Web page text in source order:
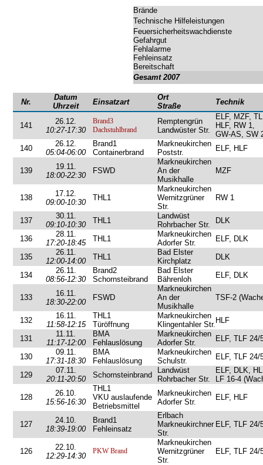
Brände
Technische Hilfeleistungen
Feuersicherheitswachdienste
Gefahrgut
Fehlalarme
Fehleinsatz
Bereitschaft
Gesamt 2007
Nr.
Datum
Uhrzeit
Einsatzart
Ort
Straße
Technik
141
26.12.
10:27-17:30
Brand3
Dachstuhlbrand
Remptengrün
Landwüster Str.
ELF, MZF,
HLF, RW 1,
GW-AS, SW
140
26.12.
05:04-06:00
Brand1
Containerbrand
Markneukirchen
Poststr.
ELF, HLF
139
19.11.
18:00-22:30
FSWD
Markneukirchen
An der
Musikhalle
MZF
138
17.12.
09:00-10:30
THL1
Markneukirchen
Wernitzgrüner
Str.
RW 1
137
30.11.
09:10-10:30
THL1
Landwüst
Rohrbacher Str.
DLK
136
28.11.
17:20-18:45
THL1
Markneukirchen
Adorfer Str.
ELF, DLK
135
26.11.
12:00-14:00
THL1
Bad Elster
Kirchplatz
DLK
134
26.11.
08:56-12:30
Brand2
Schornsteibrand
Bad Elster
Bährenloh
ELF, DLK
133
16.11.
18:30-22:00
FSWD
Markneukirchen
An der
Musikhalle
TSF-2
132
16.11.
11:58-12:15
THL1
Türöffnung
Markneukirchen
Klingentahler Str. HLF
131
11.11.
11:17-12:00
BMA
Fehlauslösung
Markneukirchen
Adorfer Str.
ELF, TLF 24/
130
09.11.
17:31-18:30
BMA
Fehlauslösung
Markneukirchen
Schulstr.
ELF, TLF 24/
129
07.11.
20:11-20:50
Schornsteinbrand
Landwüst
Rohrbacher Str.
ELF, DLK,
LF 16-4
128
26.10.
15:56-16:30
THL1
VKU auslaufende
Betriebsmittel
Markneukirchen
Adorfer Str.
ELF, HLF
127
24.10.
18:39-19:00
Brand1
Fehleinsatz
Erlbach
Markneukirchner
Str.
ELF, TLF 24/
126
22.10.
12:29-14:30
PKW Brand
Markneukirchen
Wernitzgrüner
Str.
ELF, TLF 24/